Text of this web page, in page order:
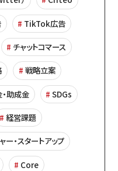
TikTok広告
チャットコマース
戦略立案
助成金 SDGs
経営課題
ー・スタートアップ
Core